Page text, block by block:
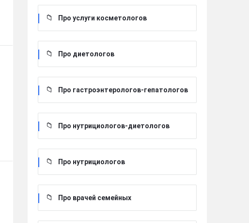
Про услуги косметологов
Про диетологов
Про гастроэнтерологов-гепатологов
Про нутрициологов-диетологов
Про нутрициологов
Про врачей семейных